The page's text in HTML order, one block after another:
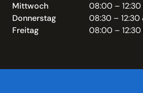
Mittwoch
08:00 – 12:30
Donnerstag
08:30 – 12:30
Freitag
08:00 – 12:30